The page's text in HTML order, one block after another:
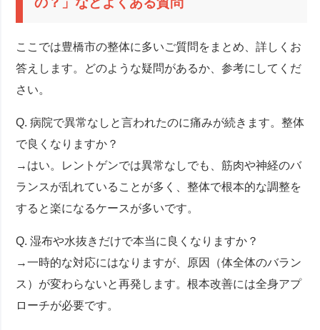
ここでは豊橋市の整体に多いご質問をまとめ、詳しくお
答えします。どのような疑問があるか、参考にしてくだ
さい。
Q. 病院で異常なしと言われたのに痛みが続きます。整体
で良くなりますか？
→はい。レントゲンでは異常なしでも、筋肉や神経のバ
ランスが乱れていることが多く、整体で根本的な調整を
すると楽になるケースが多いです。
Q. 湿布や水抜きだけで本当に良くなりますか？
→一時的な対応にはなりますが、原因（体全体のバラン
ス）が変わらないと再発します。根本改善には全身アプ
ローチが必要です。